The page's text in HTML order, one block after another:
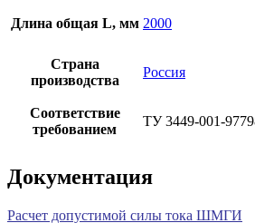
Длина общая L, мм 2000
Страна
производства
Россия
Соответствие
требованием
ТУ 3449-001-
Документация
Расчет допустимой силы тока ШМГИ